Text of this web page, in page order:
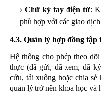
Chữ ký tay điện tử:
phù hợp với các giao
4.3. Quản lý hợp đồng tập
Hệ thống cho phép theo
thực (đã gửi, đã xem, đã
cứu, tải xuống hoặc chia
quản lý trở nên khoa học và